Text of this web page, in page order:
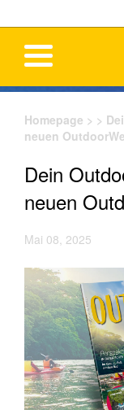
Homepage > >
neuen
Dein
neuen
Mai 08, 2025